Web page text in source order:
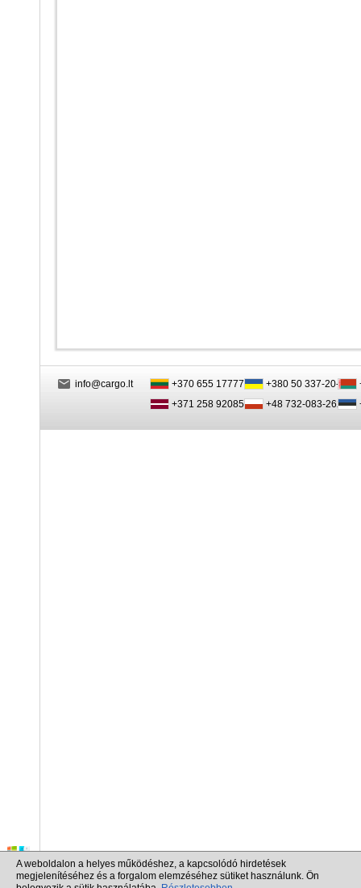
info@cargo.lt
+370 655 17777
+371 258 92085
+380 50 337-20-47
+48 732-083-262
A weboldalon a helyes működéshez, a kapcsolódó hirdetések
megjelenítéséhez és a forgalom elemzéséhez sütiket használunk. Ön